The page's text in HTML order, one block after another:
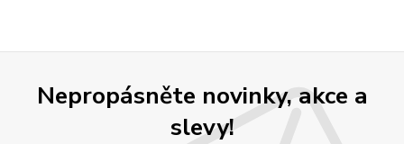
Nepropásněte novinky, akce a
slevy!